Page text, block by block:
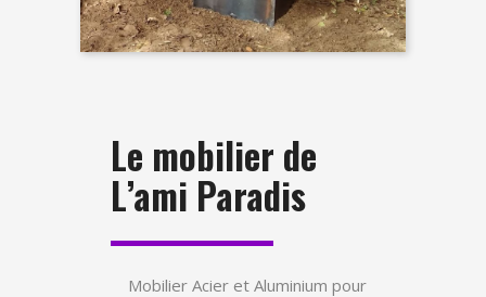
Le mobilier de
L’ami Paradis
Mobilier Acier et Aluminium pour